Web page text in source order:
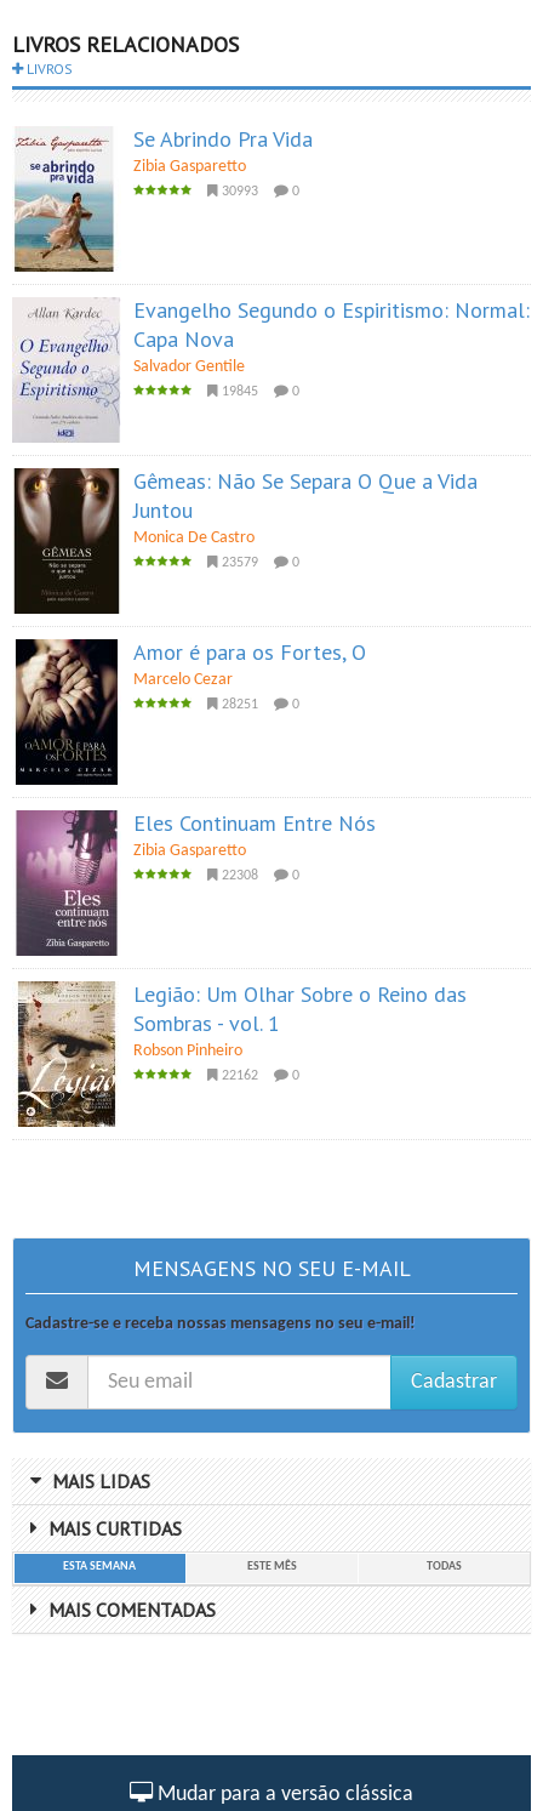
LIVROS RELACIONADOS
LIVROS
Se Abrindo Pra Vida
Zibia Gasparetto
30993 0
Evangelho Segundo o Espiritismo: Normal:
Capa Nova
Salvador Gentile
19845 0
Gêmeas: Não Se Separa O Que a Vida
Juntou
Monica De Castro
23579 0
Amor é para os Fortes, O
Marcelo Cezar
28251 0
Eles Continuam Entre Nós
Zibia Gasparetto
22308 0
Legião: Um Olhar Sobre o Reino das
Sombras - vol. 1
Robson Pinheiro
22162 0
MENSAGENS NO SEU E-MAIL
Cadastre-se e receba nossas mensagens no seu e-mail!
Cadastrar
MAIS LIDAS
MAIS CURTIDAS
ESTA SEMANA ESTE MÊS TODAS
MAIS COMENTADAS
Mudar para a versão clássica